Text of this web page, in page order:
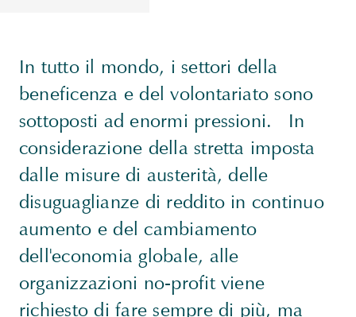
In tutto il mondo, i settori della
beneficenza e del volontariato sono
sottoposti ad enormi pressioni. In
considerazione della stretta imposta
dalle misure di austerità, delle
disuguaglianze di reddito in continuo
aumento e del cambiamento
dell'economia globale, alle
organizzazioni no-profit viene
richiesto di fare sempre di più, ma